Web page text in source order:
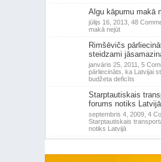
Algu kāpumu makā
jūlijs 16, 2013, 48
makā nejūt
Rimšēvičs
steidzami
janvāris 25, 2011, 5
pārliecināts, ka Latvijai
budžeta deficīts
Starptautiskais
forums notiks Latvijā
septembris 4, 2009, 4
Starptautiskais
notiks Latvijā